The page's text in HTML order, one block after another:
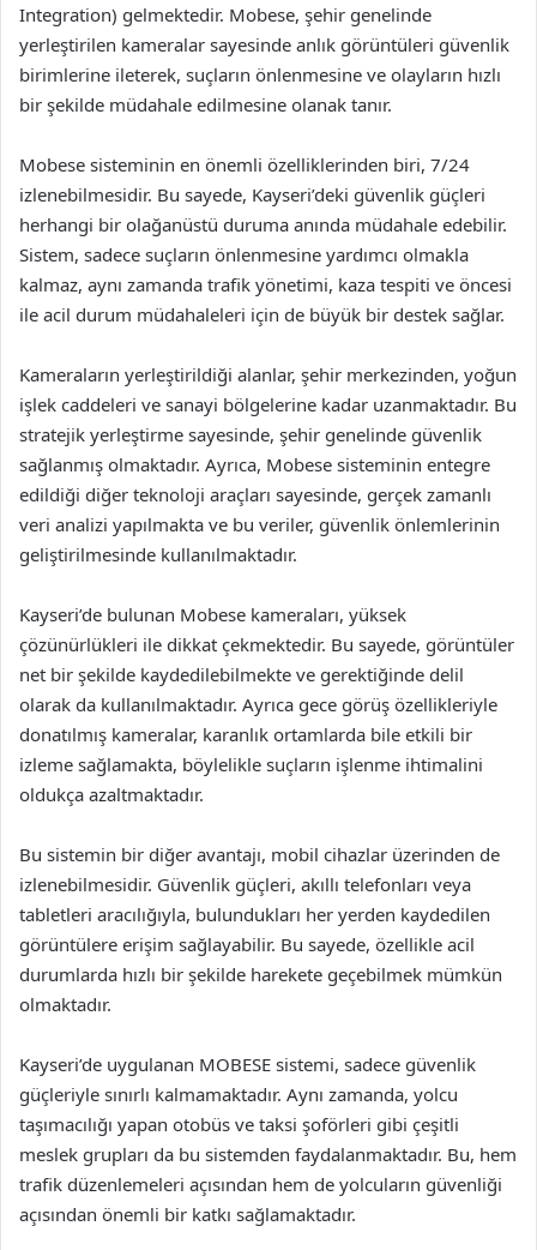
Integration) gelmektedir. Mobese, şehir genelinde
yerleştirilen kameralar sayesinde anlık görüntüleri güvenlik
birimlerine ileterek, suçların önlenmesine ve olayların hızlı
bir şekilde müdahale edilmesine olanak tanır.
Mobese sisteminin en önemli özelliklerinden biri, 7/24
izlenebilmesidir. Bu sayede, Kayseri’deki güvenlik güçleri
herhangi bir olağanüstü duruma anında müdahale edebilir.
Sistem, sadece suçların önlenmesine yardımcı olmakla
kalmaz, aynı zamanda trafik yönetimi, kaza tespiti ve öncesi
ile acil durum müdahaleleri için de büyük bir destek sağlar.
Kameraların yerleştirildiği alanlar, şehir merkezinden, yoğun
işlek caddeleri ve sanayi bölgelerine kadar uzanmaktadır. Bu
stratejik yerleştirme sayesinde, şehir genelinde güvenlik
sağlanmış olmaktadır. Ayrıca, Mobese sisteminin entegre
edildiği diğer teknoloji araçları sayesinde, gerçek zamanlı
veri analizi yapılmakta ve bu veriler, güvenlik önlemlerinin
geliştirilmesinde kullanılmaktadır.
Kayseri’de bulunan Mobese kameraları, yüksek
çözünürlükleri ile dikkat çekmektedir. Bu sayede, görüntüler
net bir şekilde kaydedilebilmekte ve gerektiğinde delil
olarak da kullanılmaktadır. Ayrıca gece görüş özellikleriyle
donatılmış kameralar, karanlık ortamlarda bile etkili bir
izleme sağlamakta, böylelikle suçların işlenme ihtimalini
oldukça azaltmaktadır.
Bu sistemin bir diğer avantajı, mobil cihazlar üzerinden de
izlenebilmesidir. Güvenlik güçleri, akıllı telefonları veya
tabletleri aracılığıyla, bulundukları her yerden kaydedilen
görüntülere erişim sağlayabilir. Bu sayede, özellikle acil
durumlarda hızlı bir şekilde harekete geçebilmek mümkün
olmaktadır.
Kayseri’de uygulanan MOBESE sistemi, sadece güvenlik
güçleriyle sınırlı kalmamaktadır. Aynı zamanda, yolcu
taşımacılığı yapan otobüs ve taksi şoförleri gibi çeşitli
meslek grupları da bu sistemden faydalanmaktadır. Bu, hem
trafik düzenlemeleri açısından hem de yolcuların güvenliği
açısından önemli bir katkı sağlamaktadır.